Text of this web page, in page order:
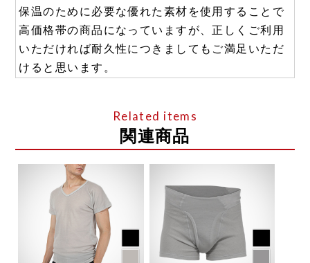
保温のために必要な優れた素材を使用することで
高価格帯の商品になっていますが、正しくご利用
いただければ耐久性につきましてもご満足いただ
けると思います。
関連商品